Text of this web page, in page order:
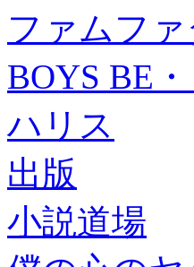
ファムフ
BOYS BE
ハリス
出版
小説道場